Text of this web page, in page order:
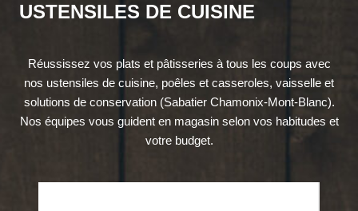
USTENSILES DE CUISINE
Réussissez vos plats et pâtisseries à tous les coups avec
nos ustensiles de cuisine, poêles et casseroles, vaisselle et
solutions de conservation (Sabatier Chamonix-Mont-Blanc).
Nos équipes vous guident en magasin selon vos habitudes et
votre budget.